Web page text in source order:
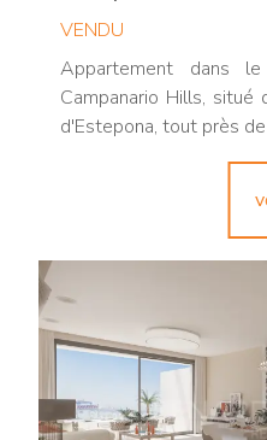
VENDU
Appartement dans
Campanario Hills,
d'Estepona, tout près de